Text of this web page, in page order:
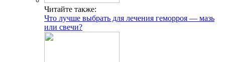
Читайте также:
Что лучше выбрать для лечения геморроя — мазь
или свечи?